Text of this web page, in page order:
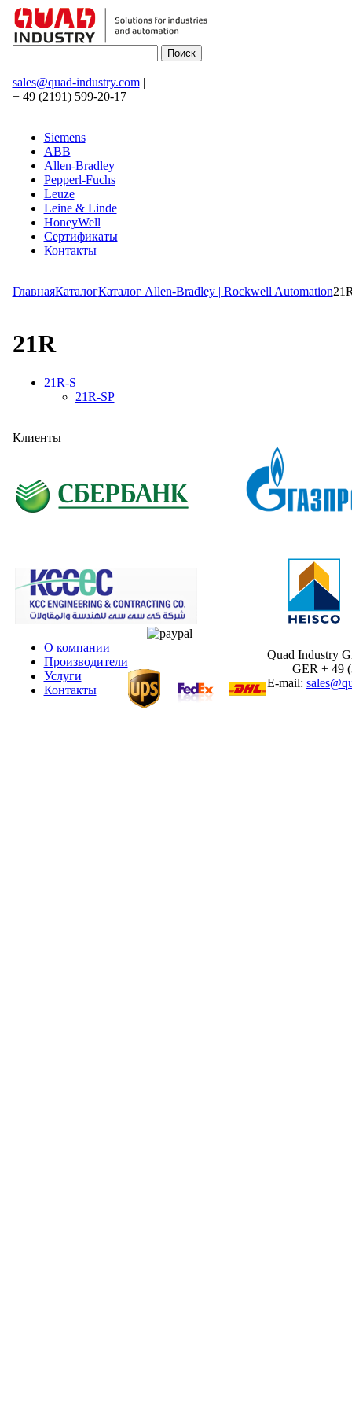
sales@quad-industry.com|
+ 49 (2191) 599-20-17
Siemens
ABB
Allen-Bradley
Pepperl-Fuchs
Leuze
Leine & Linde
HoneyWell
Сертификаты
Контакты
ГлавнаяКаталогКаталог Allen-Bradley | Rockwell Automation
21R
21R-S
21R-SP
Клиенты
О компании
Производители
Услуги
Контакты
Quad Industry
GER + 49
E-mail: